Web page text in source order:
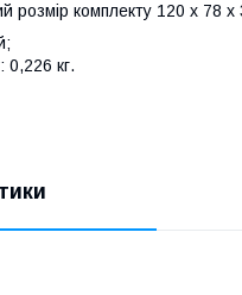
розмір комплекту 120 х 78 х
0,226 кг.